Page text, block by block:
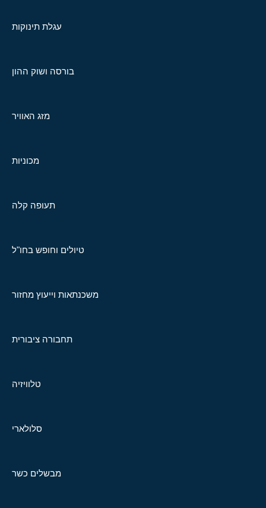
עגלת תינוקות
בורסה ושוק ההון
מזג האוויר
מכוניות
תעופה קלה
טיולים וחופש בחו"ל
משכנתאות וייעוץ מחזור
תחבורה ציבורית
טלוויזיה
סלולארי
מבשלים כשר